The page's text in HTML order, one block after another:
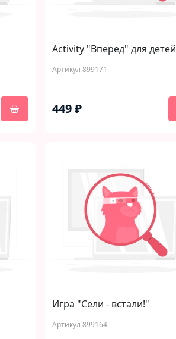
Activity "Вперед" для детей
Артикул 899171
449 ₽
Игра "Сели - встали!"
Артикул 899164